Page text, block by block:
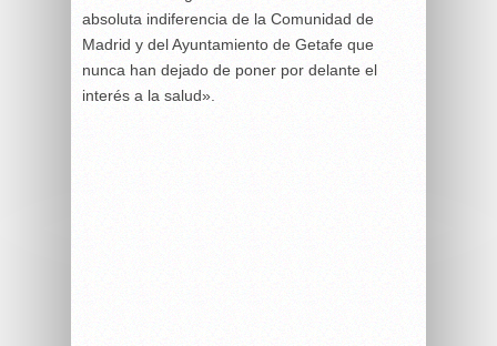
absoluta indiferencia de la Comunidad de
Madrid y del Ayuntamiento de Getafe que
nunca han dejado de poner por delante el
interés a la salud».